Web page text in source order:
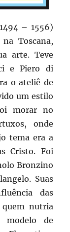
– 1556)
Toscana,
arte. Teve
e Piero di
o ateliê de
um estilo
morar no
onde
tema era a
Cristo. Foi
Bronzino
Suas
das
nutria
modelo de